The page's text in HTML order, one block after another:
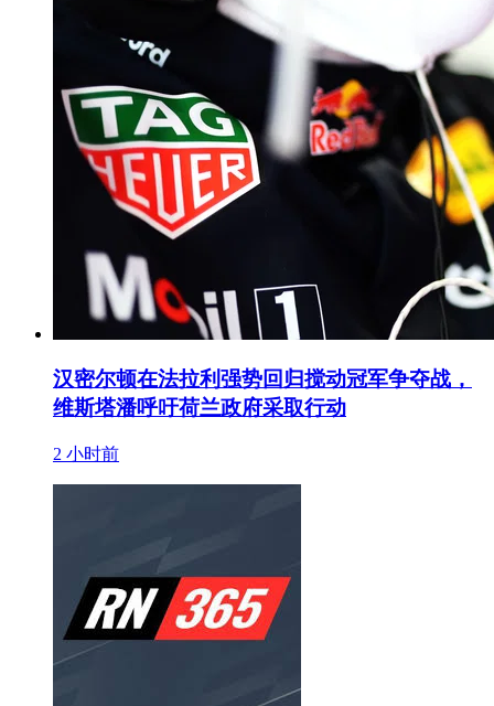
汉密尔顿在法拉利强势回归搅动冠军争夺战，
维斯塔潘呼吁荷兰政府采取行动
2 小时前